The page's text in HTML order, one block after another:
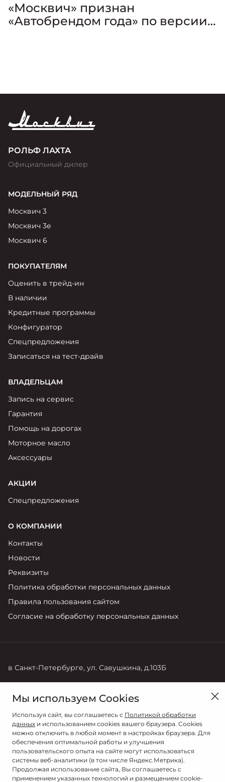
«Москвич» признан
«Автобрендом года» по версии
РОЛЬФ ЛАХТА
Официальный дилер
МОДЕЛЬНЫЙ РЯД
Москвич 3
Москвич 3е
Москвич 6
ПОКУПАТЕЛЯМ
Оценить в трейд-ин
В наличии
Кредитные программы
Конфигуратор
Спецпредложения
Записаться на тест-драйв
ВЛАДЕЛЬЦАМ
Запись на сервис
Гарантия
Помощь на дорогах
Моторное масло
Аксессуары
АКЦИИ
Спецпредложения
О КОМПАНИИ
Контакты
Новости
Реквизиты
Политика обработки персональных данных
Правила пользования сайтом
Согласие на обработку персональных данных
в Санкт-Петербурге, ул. Савушкина, д.103Б
+7 (812) 220-71-68
Мы используем Cookies
Используя сайт, вы соглашаетесь с Политикой обработки
данных и использованием cookies вашего браузера. Cookies
можно отключить в любой момент в настройках браузера. Для
обеспечения оптимальной работы и улучшения
пользовательского опыта на сайте могут использоваться
системы веб-аналитики (в том числе Яндекс.Метрика).
Продолжая использование сайта, Вы соглашаетесь с
применением указанных технологий и размещением cookie-